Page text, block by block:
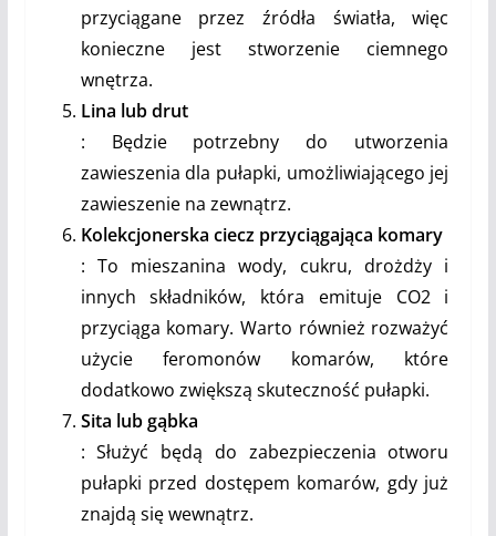
przyciągane przez źródła światła, więc
konieczne jest stworzenie ciemnego
wnętrza.
Lina lub drut
: Będzie potrzebny do utworzenia
zawieszenia dla pułapki, umożliwiającego jej
zawieszenie na zewnątrz.
Kolekcjonerska ciecz przyciągająca komary
: To mieszanina wody, cukru, drożdży i
innych składników, która emituje CO2 i
przyciąga komary. Warto również rozważyć
użycie feromonów komarów, które
dodatkowo zwiększą skuteczność pułapki.
Sita lub gąbka
: Służyć będą do zabezpieczenia otworu
pułapki przed dostępem komarów, gdy już
znajdą się wewnątrz.